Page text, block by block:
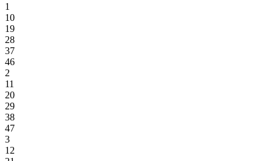
1
10
19
28
37
46
2
11
20
29
38
47
3
12